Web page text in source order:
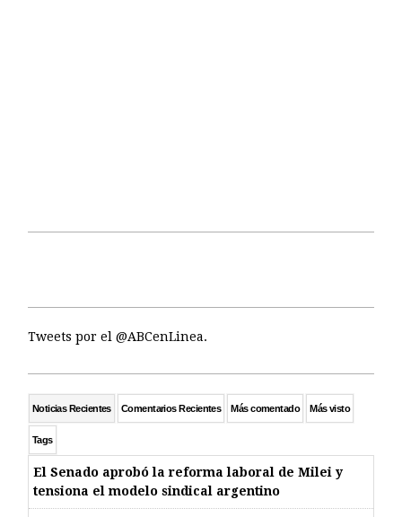
Tweets por el @ABCenLinea.
Noticias Recientes Comentarios Recientes Más comentado Más visto
Tags
El Senado aprobó la reforma laboral de Milei y
tensiona el modelo sindical argentino